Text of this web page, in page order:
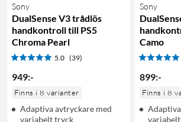
Sony
DualSense V3 trådlös
handkontroll till PS5
Chroma Pearl
5.0 (39)
949:-
Finns i 8 varianter
Adaptiva avtryckare med
variabelt tryck
Sony
Camo
899:-
Finns i 8